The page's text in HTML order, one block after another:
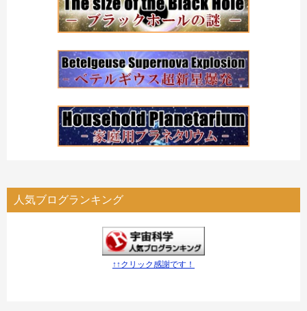
人気ブログランキング
↑↑クリック感謝です！